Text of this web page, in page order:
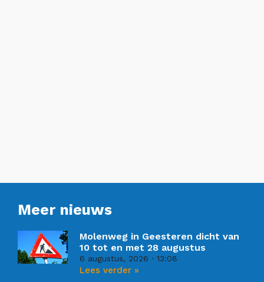
Meer nieuws
Molenweg in Geesteren dicht van
10 tot en met 28 augustus
6 augustus, 2026 13:08
Lees verder »